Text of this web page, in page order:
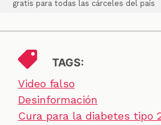
gratis para todas las cárceles del país
TAGS:
Video falso
Desinformación
Cura para la diabetes tipo